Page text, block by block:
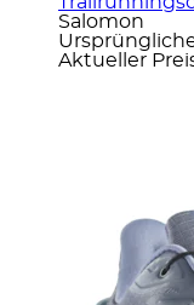
Salomon
Aktueller